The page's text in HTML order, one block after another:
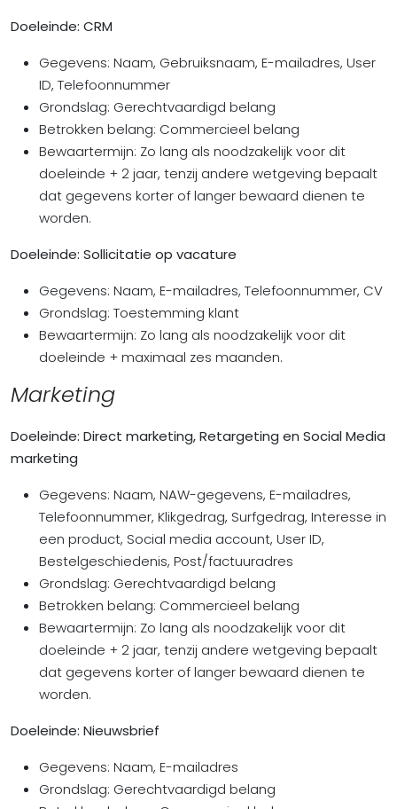
Doeleinde: CRM
Gegevens: Naam, Gebruiksnaam, E-mailadres, User
ID, Telefoonnummer
Grondslag: Gerechtvaardigd belang
Betrokken belang: Commercieel belang
Bewaartermijn: Zo lang als noodzakelijk voor dit
doeleinde + 2 jaar, tenzij andere wetgeving bepaalt
dat gegevens korter of langer bewaard dienen te
worden.
Doeleinde: Sollicitatie op vacature
Gegevens: Naam, E-mailadres, Telefoonnummer, CV
Grondslag: Toestemming klant
Bewaartermijn: Zo lang als noodzakelijk voor dit
doeleinde + maximaal zes maanden.
Marketing
Doeleinde: Direct marketing, Retargeting en Social Media
marketing
Gegevens: Naam, NAW-gegevens, E-mailadres,
Telefoonnummer, Klikgedrag, Surfgedrag, Interesse in
een product, Social media account, User ID,
Bestelgeschiedenis, Post/factuuradres
Grondslag: Gerechtvaardigd belang
Betrokken belang: Commercieel belang
Bewaartermijn: Zo lang als noodzakelijk voor dit
doeleinde + 2 jaar, tenzij andere wetgeving bepaalt
dat gegevens korter of langer bewaard dienen te
worden.
Doeleinde: Nieuwsbrief
Gegevens: Naam, E-mailadres
Grondslag: Gerechtvaardigd belang